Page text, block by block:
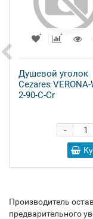
Душевой уголок
Cezares VERONA-
2-90-C-Cr
-
Производитель
предварительного